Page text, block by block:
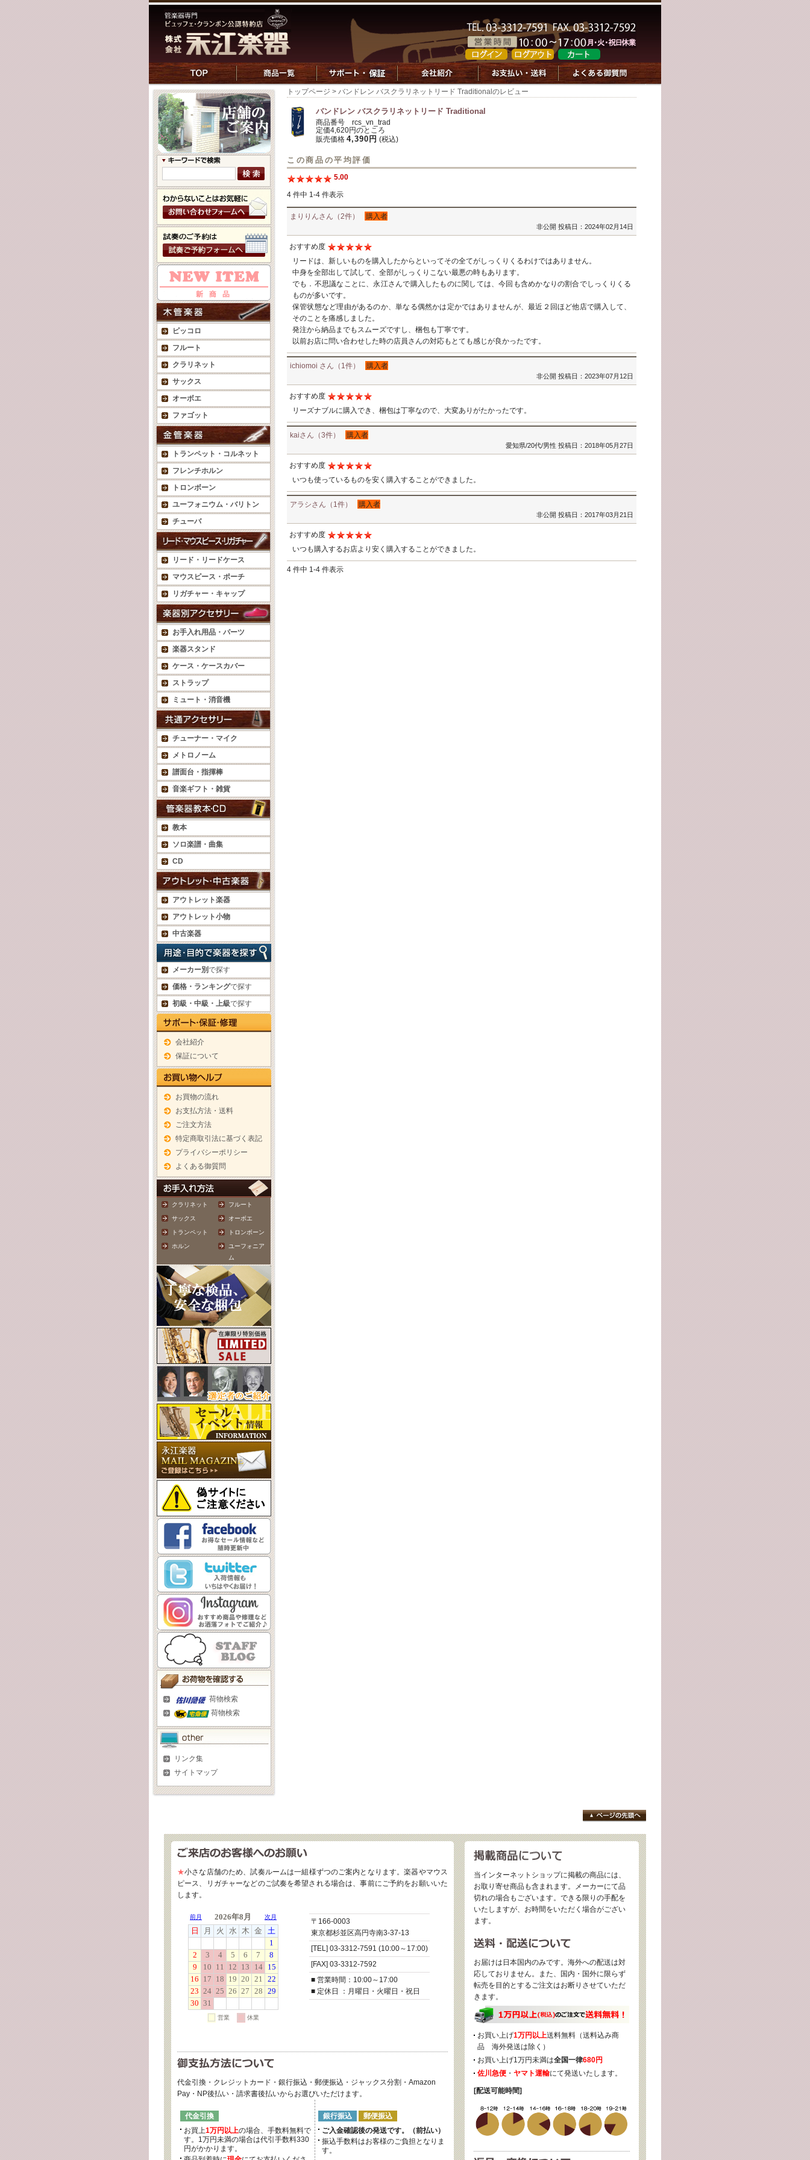
ピッコロ
フルート
クラリネット
サックス
オーボエ
ファゴット
トランペット・コルネット
フレンチホルン
トロンボーン
ユーフォニウム・バリトン
チューバ
リード・リードケース
マウスピース・ポーチ
リガチャー・キャップ
お手入れ用品・パーツ
楽器スタンド
ケース・ケースカバー
ストラップ
ミュート・消音機
チューナー・マイク
メトロノーム
譜面台・指揮棒
音楽ギフト・雑貨
教本
ソロ楽譜・曲集
CD
アウトレット楽器
アウトレット小物
中古楽器
メーカー別で探す
価格・ランキングで探す
初級・中級・上級で探す
会社紹介
保証について
お買物の流れ
お支払方法・送料
ご注文方法
特定商取引法に基づく表記
プライバシーポリシー
よくある御質問
クラリネット フルート
サックス オーボエ
トランペット トロンボーン
ホルン
ユーフォニア
ム
荷物検索
荷物検索
リンク集
サイトマップ
トップページ > バンドレン バスクラリネットリード Traditionalのレビュー
バンドレン バスクラリネットリード Traditional
商品番号 rcs_vn_trad
定価4,620円のところ
販売価格 4,390円 (税込)
この商品の平均評価
5.00
4 件中 1-4 件表示
まりりんさん（2件） 購入者
非公開 投稿日：2024年02月14日
おすすめ度
リードは、新しいものを購入したからといってその全てがしっくりくるわけではありません。
中身を全部出して試して、全部がしっくりこない最悪の時もあります。
でも．不思議なことに、永江さんで購入したものに関しては、今回も含めかなりの割合でしっくりくる
ものが多いです。
保管状態など理由があるのか、単なる偶然かは定かではありませんが、最近２回ほど他店で購入して、
そのことを痛感しました。
発注から納品までもスムーズですし、梱包も丁寧です。
以前お店に問い合わせした時の店員さんの対応もとても感じが良かったです。
ichiomoi さん（1件） 購入者
非公開 投稿日：2023年07月12日
おすすめ度
リーズナブルに購入でき、梱包は丁寧なので、大変ありがたかったです。
kaiさん（3件） 購入者
愛知県/20代/男性 投稿日：2018年05月27日
おすすめ度
いつも使っているものを安く購入することができました。
アラシさん（1件） 購入者
非公開 投稿日：2017年03月21日
おすすめ度
いつも購入するお店より安く購入することができました。
4 件中 1-4 件表示
★小さな店舗のため、試奏ルームは一組様ずつのご案内となります。楽器やマウス
ピース、リガチャーなどのご試奏を希望される場合は、事前にご予約をお願いいた
します。
〒166-0003
東京都杉並区高円寺南3-37-13
[TEL] 03-3312-7591 (10:00～17:00)
[FAX] 03-3312-7592
■ 営業時間：10:00～17:00
■ 定休日 ：月曜日・火曜日・祝日
代金引換・クレジットカード・銀行振込・郵便振込・ジャックス分割・Amazon
Pay・NP後払い・請求書後払いからお選びいただけます。
代金引換
お買上1万円以上の場合、手数料無料で
す。1万円未満の場合は代引手数料330
円がかかります。
銀行振込
郵便振込
ご入金確認後の発送です。（前払い）
振込手数料はお客様のご負担となりま
す。
当インターネットショップに掲載の商品には、
お取り寄せ商品も含まれます。メーカーにて品
切れの場合もございます。できる限りの手配を
いたしますが、お時間をいただく場合がござい
ます。
お届けは日本国内のみです。海外への配送は対
応しておりません。また、国内・国外に限らず
転売を目的とするご注文はお断りさせていただ
きます。
お買い上げ1万円以上送料無料（送料込み商
品 海外発送は除く）
お買い上げ1万円未満は全国一律680円
佐川急便 ・ ヤマト運輸にて発送いたします。
[配送可能時間]